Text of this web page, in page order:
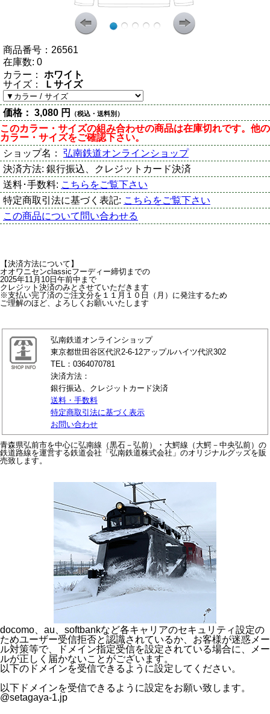
商品番号： 26561
在庫数: 0
カラー：
ホワイト
サイズ：
Ｌサイズ
価格： 3,080 円 （税込・送料別）
このカラー・サイズの組み合わせの商品は在庫切れです。他の
カラー・サイズをご確認下さい。
ショップ名： 弘南鉄道オンラインショップ
決済方法: 銀行振込、クレジットカード決済
送料･手数料: こちらをご覧下さい
特定商取引法に基づく表記: こちらをご覧下さい
この商品について問い合わせる
【決済方法について】
オオワニセンclassicフーディー締切までの
2025年11月10日午前中まで
クレジット決済のみとさせていただきます
※支払い完了済のご注文分を１１月１０日（月）に発注するため
ご理解のほど、よろしくお願いいたします
弘南鉄道オンラインショップ
東京都世田谷区代沢2-6-12アップルハイツ代沢302
TEL：0364070781
決済方法：
銀行振込、クレジットカード決済
送料・手数料
特定商取引法に基づく表示
お問い合わせ
青森県弘前市を中心に弘南線（黒石－弘前）・大鰐線（大鰐－中央弘前）の
鉄道路線を運営する鉄道会社「弘南鉄道株式会社」のオリジナルグッズを販
売致します。
docomo、au、softbankなど各キャリアのセキュリティ設定の
ためユーザー受信拒否と認識されているか、お客様が迷惑メー
ル対策等で、ドメイン指定受信を設定されている場合に、メー
ルが正しく届かないことがございます。
以下のドメインを受信できるように設定してください。
以下ドメインを受信できるように設定をお願い致します。
@setagaya-1.jp